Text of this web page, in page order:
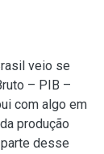
veio se
– PIB –
com algo em
produção
desse